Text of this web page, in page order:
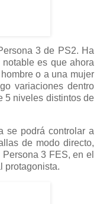
3 de PS2. Ha
es que ahora
o a una mujer
variaciones dentro
5 niveles distintos de
se podrá controlar a
de modo directo,
3 FES, en el
protagonista.